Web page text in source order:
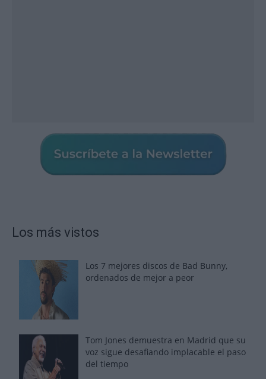
Los más vistos
Los 7 mejores discos de Bad Bunny,
ordenados de mejor a peor
Tom Jones demuestra en Madrid que su
voz sigue desafiando implacable el paso
del tiempo